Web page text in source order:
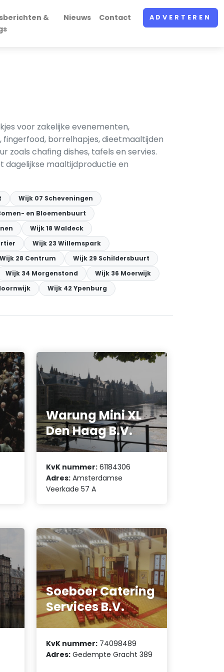
&
Nieuws Contact ADVERTEREN
voor zakelijke evenementen,
borrelhapjes, dieetmaaltijden
zoals chafing dishes, tafels en servies.
maaltijdproductie en
Wijk 07 Scheveningen
en Bloemenbuurt
Wijk 18 Waldeck
Wijk 23 Willemspark
Wijk 28 Centrum
Wijk 29 Schildersbuurt
Wijk 34 Morgenstond
Wijk 36 Moerwijk
Wijk 42 Ypenburg
Warung Mini XL
Den Haag B.V.
KvK nummer: 61184306
Adres: Amsterdamse
Veerkade 57 A
Soeboer Catering
Services B.V.
KvK nummer: 74098489
Adres: Gedempte Gracht 389